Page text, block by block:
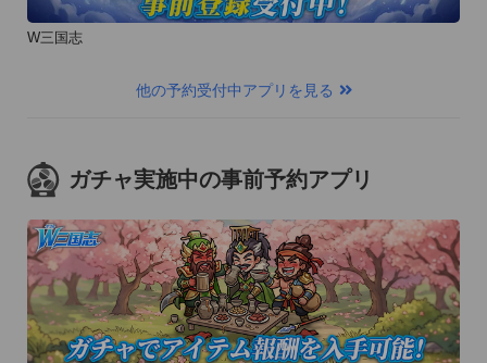
W三国志
他の予約受付中アプリを見る
ガチャ実施中の事前予約アプリ